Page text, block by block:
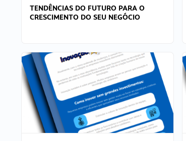
TENDÊNCIAS DO FUTURO PARA O
CRESCIMENTO DO SEU NEGÓCIO